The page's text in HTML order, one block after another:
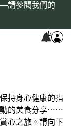
請參閱我們的
5
持身心健康的指
動的美食分享⋯⋯
心之旅。請向下